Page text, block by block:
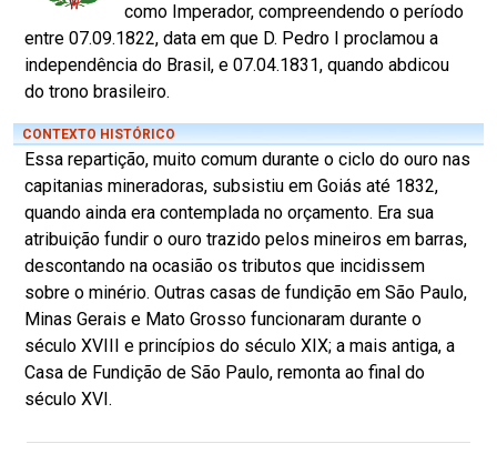
como Imperador, compreendendo o período
entre 07.09.1822, data em que D. Pedro I proclamou a
independência do Brasil, e 07.04.1831, quando abdicou
do trono brasileiro.
CONTEXTO HISTÓRICO
Essa repartição, muito comum durante o ciclo do ouro nas
capitanias mineradoras, subsistiu em Goiás até 1832,
quando ainda era contemplada no orçamento. Era sua
atribuição fundir o ouro trazido pelos mineiros em barras,
descontando na ocasião os tributos que incidissem
sobre o minério. Outras casas de fundição em São Paulo,
Minas Gerais e Mato Grosso funcionaram durante o
século XVIII e princípios do século XIX; a mais antiga, a
Casa de Fundição de São Paulo, remonta ao final do
século XVI.